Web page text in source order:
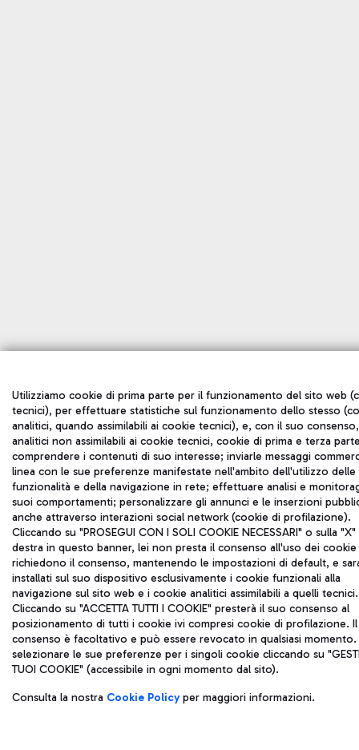
Utilizziamo cookie di prima parte per il funzionamento del sito web
tecnici), per effettuare statistiche sul funzionamento dello stesso
analitici, quando assimilabili ai cookie tecnici), e, con il suo
analitici non assimilabili ai cookie tecnici, cookie di prima e terza
comprendere i contenuti di suo interesse; inviarle messaggi
linea con le sue preferenze manifestate nell'ambito dell'utilizzo delle
funzionalità e della navigazione in rete; effettuare analisi e
suoi comportamenti; personalizzare gli annunci e le inserzioni
anche attraverso interazioni social network (cookie di profilazione).
Cliccando su "PROSEGUI CON I SOLI COOKIE NECESSARI" o sulla
destra in questo banner, lei non presta il consenso all'uso dei
richiedono il consenso, mantenendo le impostazioni di default, e
installati sul suo dispositivo esclusivamente i cookie funzionali alla
navigazione sul sito web e i cookie analitici assimilabili a quelli tecnici.
Cliccando su "ACCETTA TUTTI I COOKIE" presterà il suo consenso al
posizionamento di tutti i cookie ivi compresi cookie di profilazione. Il
consenso è facoltativo e può essere revocato in qualsiasi
selezionare le sue preferenze per i singoli cookie cliccando su
TUOI COOKIE" (accessibile in ogni momento dal sito).
Consulta la nostra Cookie Policyper maggiori informazioni.